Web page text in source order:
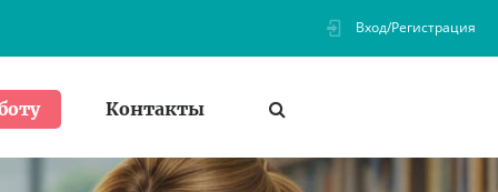
Вход/Регистрация
Контакты